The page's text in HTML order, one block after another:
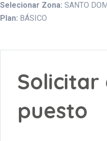
Selecionar Zona: SANTO
Plan: BÁSICO
Solicitar
puesto